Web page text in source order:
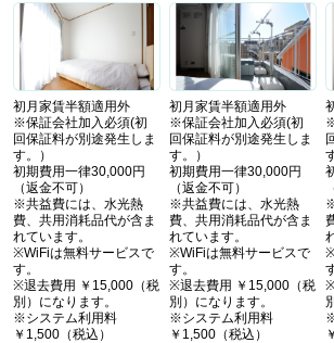
初月家賃半額適用外
※保証会社加入必須(初
回保証料が別途発生しま
す。）
初期費用一律30,000円
（返金不可）
※共益費には、水光熱
費、共用消耗品代が含ま
れています。
※WiFiは無料サービスで
す。
※退去費用 ￥15,000（税
別）になります。
※システム利用料
￥1,500（税込）
初月家賃半額適用外
※保証会社加入必須(初
回保証料が別途発生しま
す。）
初期費用一律30,000円
（返金不可）
※共益費には、水光熱
費、共用消耗品代が含ま
れています。
※WiFiは無料サービスで
す。
※退去費用 ￥15,000（税
別）になります。
※システム利用料
￥1,500（税込）